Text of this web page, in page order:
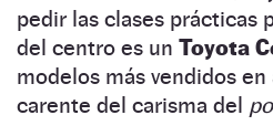
pedir las clases prácticas
del centro es un Toyota
modelos más vendidos
carente del carisma del